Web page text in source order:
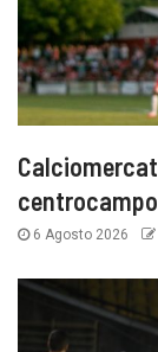
6 Agosto 2026